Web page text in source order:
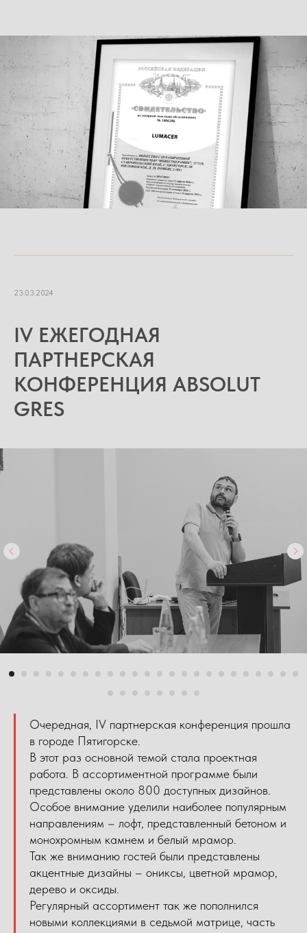
23.03.2024
IV ЕЖЕГОДНАЯ
ПАРТНЕРСКАЯ
КОНФЕРЕНЦИЯ ABSOLUT
GRES
Очередная, IV партнерская конференция прошла
в городе Пятигорске.
В этот раз основной темой стала проектная
работа. В ассортиментной программе были
представлены около 800 доступных дизайнов.
Особое внимание уделили наиболее популярным
направлениям – лофт, представленный бетоном и
монохромным камнем и белый мрамор.
Так же вниманию гостей были представлены
акцентные дизайны – ониксы, цветной мрамор,
дерево и оксиды.
Регулярный ассортимент так же пополнился
новыми коллекциями в седьмой матрице, часть